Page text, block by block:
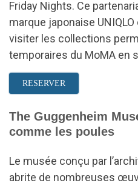
Friday Nights. Ce
marque japonaise
visiter les collections
temporaires du MoMA en
RESERVER
The Guggenheim
comme les poules
Le musée conçu par
abrite de nombreuses